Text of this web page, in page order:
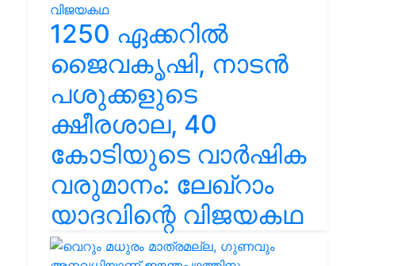
1250 ഏക്കറിൽ
ജൈവകൃഷി, നാടൻ
പശുക്കളുടെ
ക്ഷീരശാല, 40
കോടിയുടെ വാർഷിക
വരുമാനം: ലേഖ്‌റാം
യാദവിന്റെ വിജയകഥ